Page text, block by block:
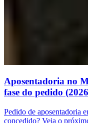
Aposentadoria no
fase do pedido
Pedido de aposentadoria
concedido? Veja o